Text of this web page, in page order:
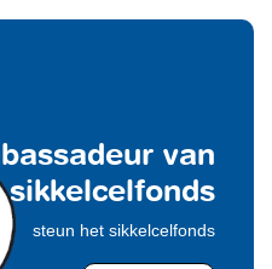
van
sikkelcelfonds
steun het sikkelcelfonds